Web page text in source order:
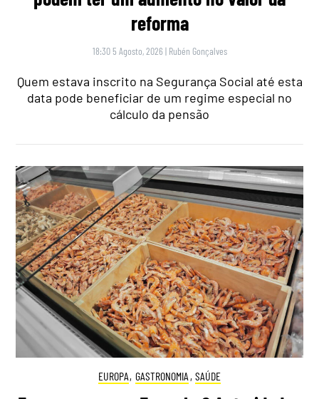
reforma
18:30 5 Agosto, 2026 | Rubén Gonçalves
Quem estava inscrito na Segurança Social até esta
data pode beneficiar de um regime especial no
cálculo da pensão
EUROPA, GASTRONOMIA , SAÚDE